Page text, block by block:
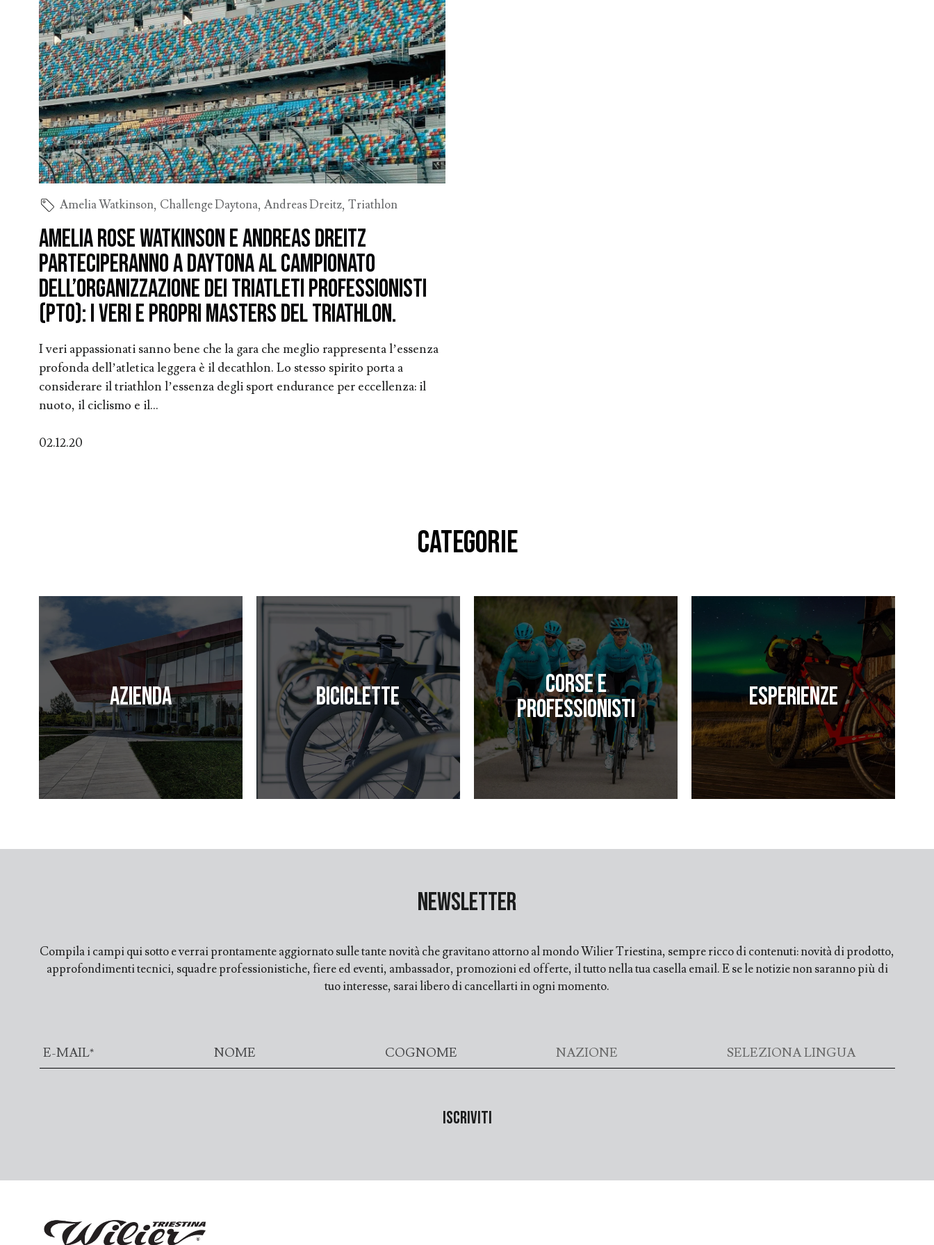
Amelia Watkinson, Challenge Daytona,Andreas Dreitz,Triathlon
Amelia Rose Watkinson e Andreas Dreitz
parteciperanno a Daytona al Campionato
dell’Organizzazione dei Triatleti Professionisti
(PTO): i veri e propri Masters del Triathlon.
I veri appassionati sanno bene che la gara che meglio rappresenta l’essenza
profonda dell’atletica leggera è il decathlon. Lo stesso spirito porta a
considerare il triathlon l’essenza degli sport endurance per eccellenza: il
nuoto, il ciclismo e il...
02.12.20
CATEGORIE
Azienda Biciclette
Corse e
professionisti
Esperienze
Newsletter
Compila i campi qui sotto e verrai prontamente aggiornato sulle tante novità che gravitano attorno al mondo Wilier Triestina, sempre ricco di contenuti: novità di prodotto,
approfondimenti tecnici, squadre professionistiche, fiere ed eventi, ambassador, promozioni ed offerte, il tutto nella tua casella email. E se le notizie non saranno più di
tuo interesse, sarai libero di cancellarti in ogni momento.